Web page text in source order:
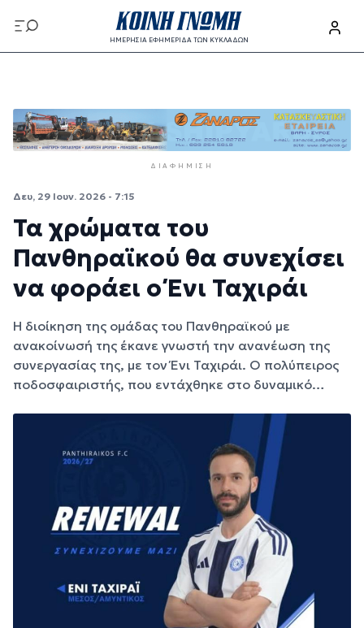
Παράκαμψη προς το κυρίως περιεχόμενο
ΗΜΕΡΗΣΙΑ ΕΦΗΜΕΡΙΔΑ ΤΩΝ ΚΥΚΛΑΔΩΝ
ΔΙΑΦΉΜΙΣΗ
Δευ, 29 Ιουν. 2026 - 7:15
Τα χρώματα του
Πανθηραϊκού θα συνεχίσει
να φοράει ο Ένι Ταχιράι
Η διοίκηση της ομάδας του Πανθηραϊκού με
ανακοίνωσή της έκανε γνωστή την ανανέωση της
συνεργασίας της, με τον Ένι Ταχιράι. Ο πολύπειρος
ποδοσφαιριστής, που εντάχθηκε στο δυναμικό…